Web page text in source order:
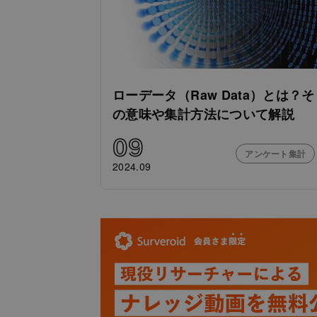
ローデータ（Raw Data）とは？そ
の意味や集計方法について解説
09
2024.09
アンケート集計